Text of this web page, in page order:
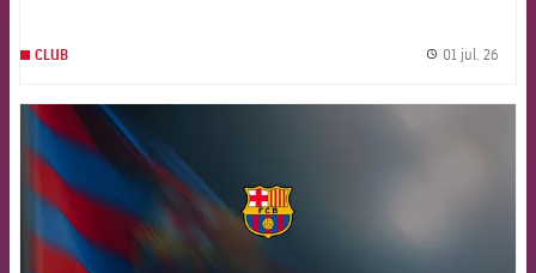
CLUB 01 jul. 26